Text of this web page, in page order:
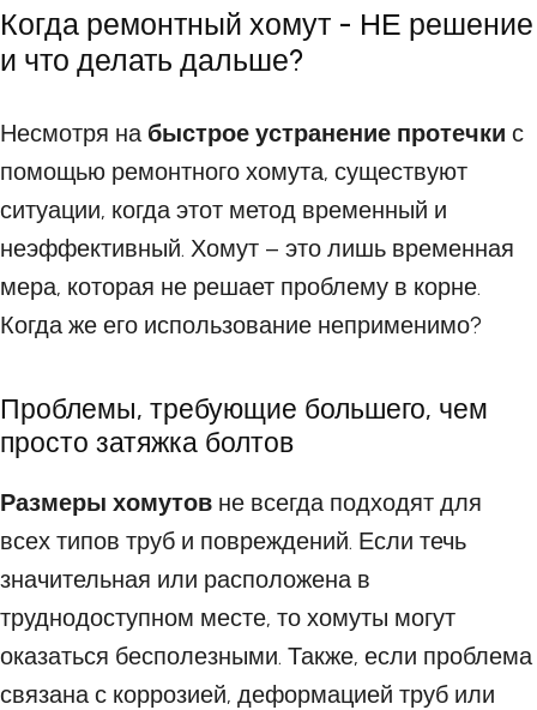
Когда ремонтный хомут - НЕ решение
и что делать дальше?
Несмотря на быстрое устранение протечки с
помощью ремонтного хомута, существуют
ситуации, когда этот метод временный и
неэффективный. Хомут – это лишь временная
мера, которая не решает проблему в корне.
Когда же его использование неприменимо?
Проблемы, требующие большего, чем
просто затяжка болтов
Размеры хомутов не всегда подходят для
всех типов труб и повреждений. Если течь
значительная или расположена в
труднодоступном месте, то хомуты могут
оказаться бесполезными. Также, если проблема
связана с коррозией, деформацией труб или